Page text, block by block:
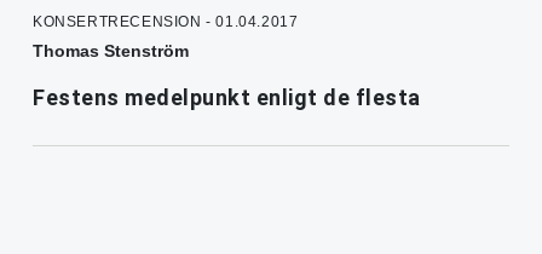
KONSERTRECENSION - 01.04.2017
Thomas Stenström
Festens medelpunkt enligt de flesta